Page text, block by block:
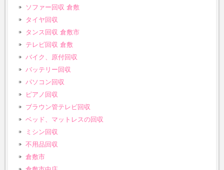
ソファー回収 倉敷
タイヤ回収
タンス回収 倉敷市
テレビ回収 倉敷
バイク、原付回収
バッテリー回収
パソコン回収
ピアノ回収
ブラウン管テレビ回収
ベッド、マットレスの回収
ミシン回収
不用品回収
倉敷市